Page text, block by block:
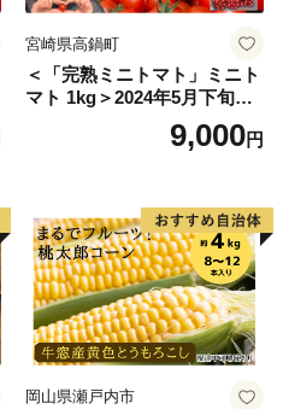
宮崎県高鍋町
＜「完熟ミニトマト」ミニト
マト 1kg＞2024年5月下旬迄
に順次出荷 野菜ソムリエサ
ミット アルル・リリカ共に
県 高鍋町産 産地直送 有機肥
料使用 高糖度 西森農園
9,000円
岡山県瀬戸内市